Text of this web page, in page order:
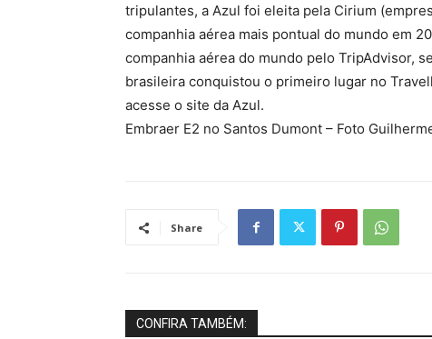
tripulantes, a Azul foi eleita pela Cirium
companhia aérea mais pontual do mundo em
companhia aérea do mundo pelo TripAdvisor,
brasileira conquistou o primeiro lugar no
acesse o site da Azul.
Embraer E2 no Santos Dumont – Foto
Share
CONFIRA TAMBÉM: